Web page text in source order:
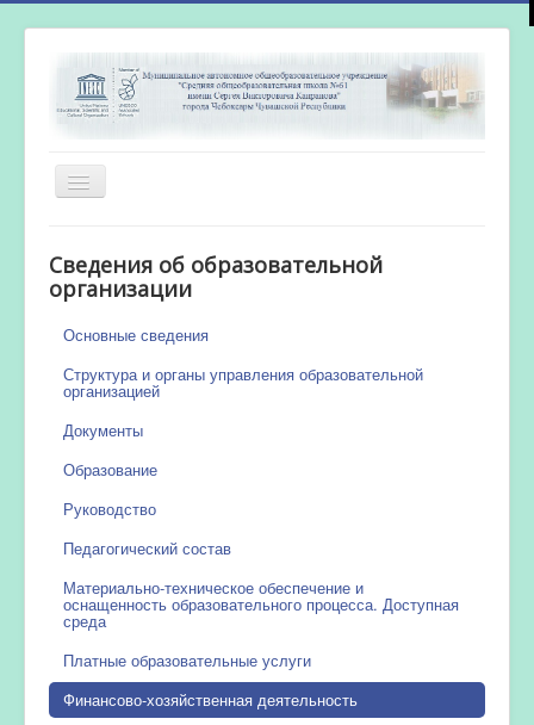
Включить/
выключить
Новости
Сведения об образовательной
организации
Основные сведения
Структура и органы управления образовательной
организацией
Документы
Образование
Руководство
Педагогический состав
Материально-техническое обеспечение и
оснащенность образовательного процесса. Доступная
среда
Платные образовательные услуги
Финансово-хозяйственная деятельность